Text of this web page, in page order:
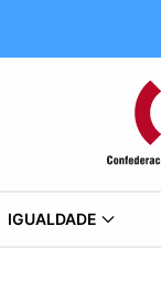
IGUALDADE